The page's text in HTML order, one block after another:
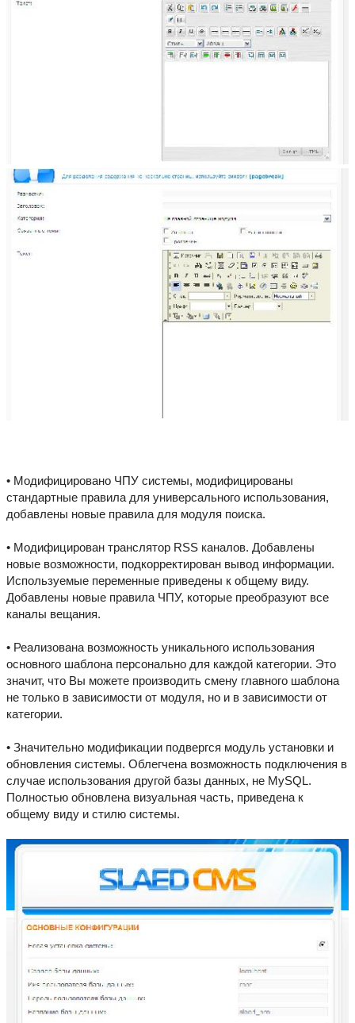
• Модифицировано ЧПУ системы, модифицированы
стандартные правила для универсального использования,
добавлены новые правила для модуля поиска.
• Модифицирован транслятор RSS каналов. Добавлены
новые возможности, подкорректирован вывод информации.
Используемые переменные приведены к общему виду.
Добавлены новые правила ЧПУ, которые преобразуют все
каналы вещания.
• Реализована возможность уникального использования
основного шаблона персонально для каждой категории. Это
значит, что Вы можете производить смену главного шаблона
не только в зависимости от модуля, но и в зависимости от
категории.
• Значительно модификации подвергся модуль установки и
обновления системы. Облегчена возможность подключения в
случае использования другой базы данных, не MySQL.
Полностью обновлена визуальная часть, приведена к
общему виду и стилю системы.